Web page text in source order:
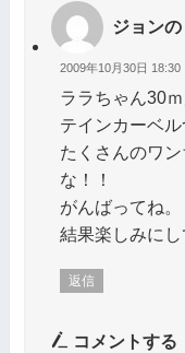
ジョンの
2009年10月30日 18:30
ララちゃん30
テインカーベル
たくさんのワ
な！！
がんばってね。
結果楽しみに
返信
コメントする